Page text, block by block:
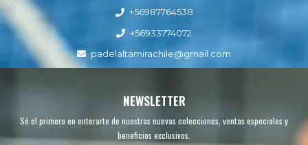
+56987764538
+56933774072
padelaltamirachile@gmail.com
NEWSLETTER
Sé el primero en enterarte de nuestras nuevas colecciones, ventas especiales y
beneficios exclusivos.